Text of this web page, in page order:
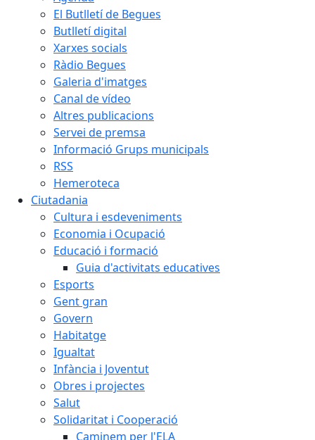
El Butlletí de Begues
Butlletí digital
Xarxes socials
Ràdio Begues
Galeria d'imatges
Canal de vídeo
Altres publicacions
Servei de premsa
Informació Grups municipals
RSS
Hemeroteca
Ciutadania
Cultura i esdeveniments
Economia i Ocupació
Educació i formació
Guia d'activitats educatives
Esports
Gent gran
Govern
Habitatge
Igualtat
Infància i Joventut
Obres i projectes
Salut
Solidaritat i Cooperació
Caminem per l'ELA